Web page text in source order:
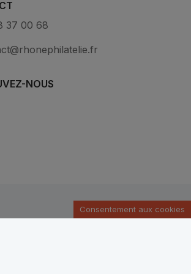
37 00 68
NOUS
Consentement aux cookies